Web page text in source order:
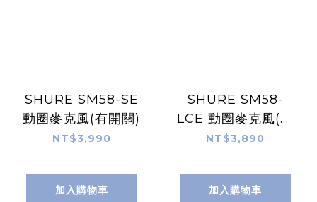
SHURE SM58-SE
動圈麥克風(有開關)
NT$3,990
加入購物車
SHURE SM58-
LCE 動圈麥克風(無
開關)
NT$3,890
加入購物車